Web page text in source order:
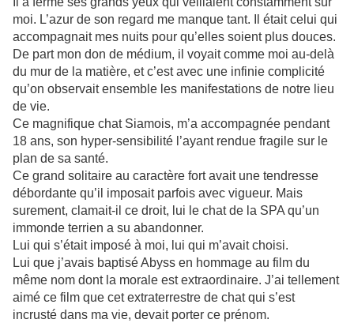
moi. L’azur de son regard me manque tant. Il était celui qui
accompagnait mes nuits pour qu’elles soient plus douces.
De part mon don de médium, il voyait comme moi au-delà
du mur de la matière, et c’est avec une infinie complicité
qu’on observait ensemble les manifestations de notre lieu
de vie.
Ce magnifique chat Siamois, m’a accompagnée pendant
18 ans, son hyper-sensibilité l’ayant rendue fragile sur le
plan de sa santé.
Ce grand solitaire au caractère fort avait une tendresse
débordante qu’il imposait parfois avec vigueur. Mais
surement, clamait-il ce droit, lui le chat de la SPA qu’un
immonde terrien a su abandonner.
Lui qui s’était imposé à moi, lui qui m’avait choisi.
Lui que j’avais baptisé Abyss en hommage au film du
même nom dont la morale est extraordinaire. J’ai tellement
aimé ce film que cet extraterrestre de chat qui s’est
incrusté dans ma vie, devait porter ce prénom.